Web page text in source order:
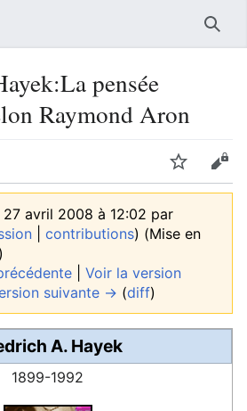
pensée
Raymond Aron
Suivre
avril 2008 à 12:02 par
contributions) (Mise en
Voir la version
suivante → (diff)
A. Hayek
1899-1992